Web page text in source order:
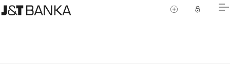
PHILIP MORRIS ČR: NAPOSLEDY S NÁROKEM NA